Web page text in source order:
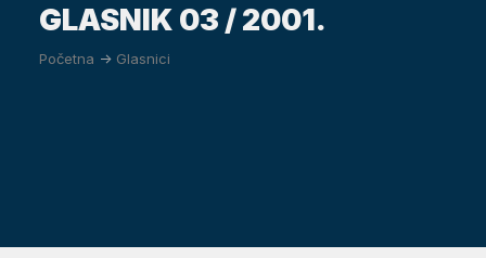
GLASNIK 03 / 2001.
Početna -> Glasnici